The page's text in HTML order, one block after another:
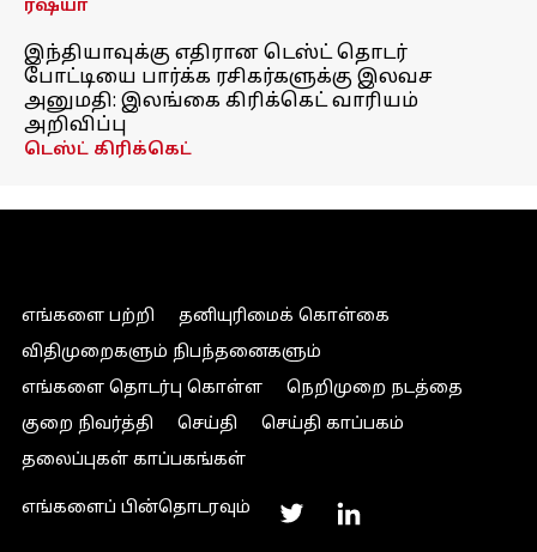
ரஷ்யா
இந்தியாவுக்கு எதிரான டெஸ்ட் தொடர்
போட்டியை பார்க்க ரசிகர்களுக்கு இலவச
அனுமதி: இலங்கை கிரிக்கெட் வாரியம்
அறிவிப்பு
டெஸ்ட் கிரிக்கெட்
எங்களை பற்றி
தனியுரிமைக் கொள்கை
விதிமுறைகளும் நிபந்தனைகளும்
எங்களை தொடர்பு கொள்ள
நெறிமுறை நடத்தை
குறை நிவர்த்தி
செய்தி
செய்தி காப்பகம்
தலைப்புகள் காப்பகங்கள்
எங்களைப் பின்தொடரவும்